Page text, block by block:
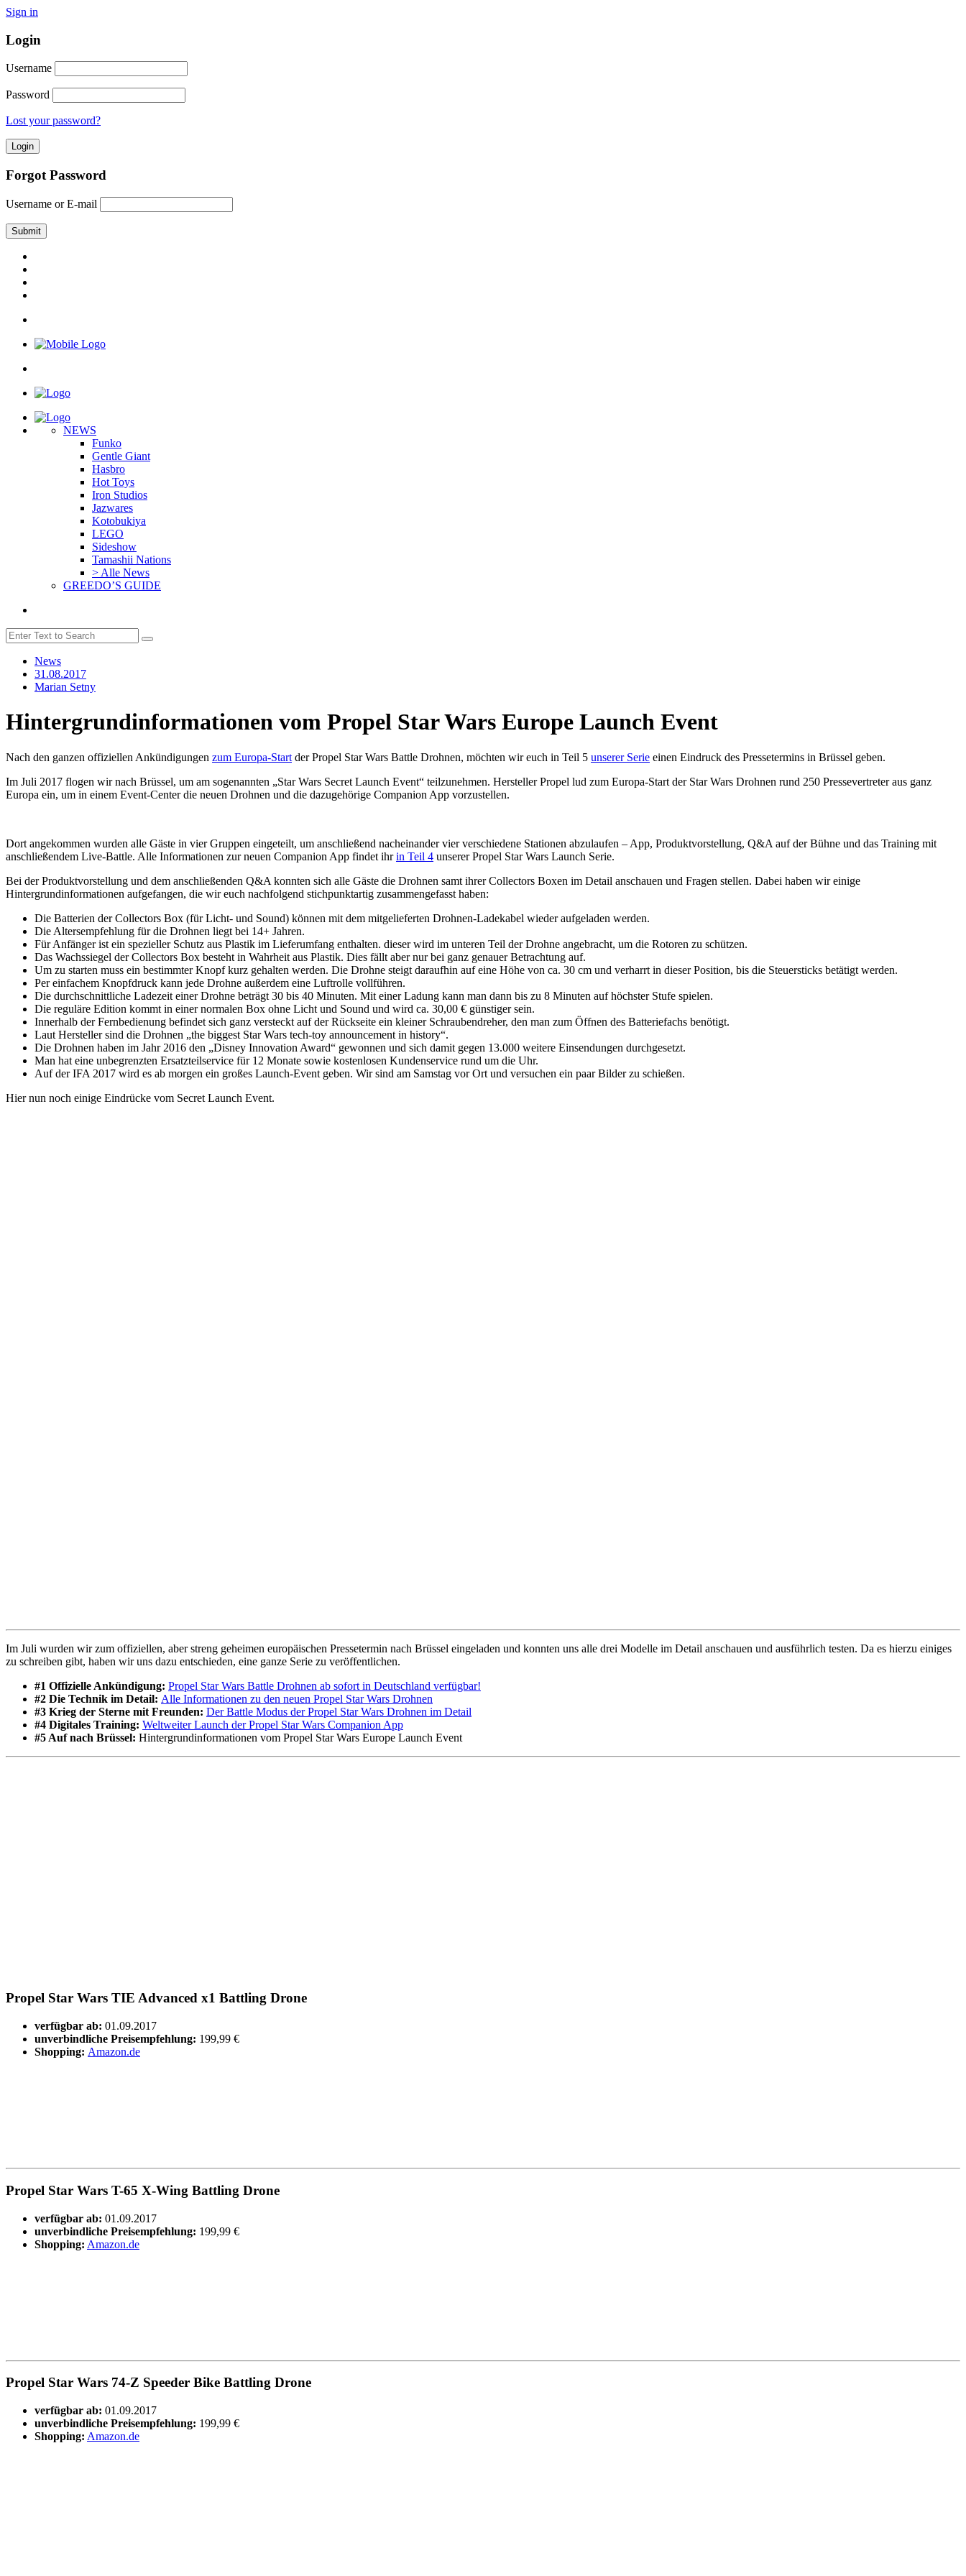
Sign in
Login
Username
Password
Lost your password?
Forgot Password
Username or E-mail
NEWS
Funko
Gentle Giant
Hasbro
Hot Toys
Iron Studios
Jazwares
Kotobukiya
LEGO
Sideshow
Tamashii Nations
> Alle News
GREEDO’S GUIDE
News
31.08.2017
Marian Setny
Hintergrundinformationen vom Propel Star Wars Europe Launch Event
Nach den ganzen offiziellen Ankündigungen zum Europa-Start der Propel Star Wars Battle Drohnen, möchten wir euch in Teil 5 unserer Serie einen Eindruck des Pressetermins in Brüssel geben.
Im Juli 2017 flogen wir nach Brüssel, um am sogenannten „Star Wars Secret Launch Event“ teilzunehmen. Hersteller Propel lud zum Europa-Start der Star Wars Drohnen rund 250 Pressevertreter aus ganz
Europa ein, um in einem Event-Center die neuen Drohnen und die dazugehörige Companion App vorzustellen.
Dort angekommen wurden alle Gäste in vier Gruppen eingeteilt, um anschließend nacheinander vier verschiedene Stationen abzulaufen – App, Produktvorstellung, Q&A auf der Bühne und das Training mit
anschließendem Live-Battle. Alle Informationen zur neuen Companion App findet ihrin Teil 4 unserer Propel Star Wars Launch Serie.
Bei der Produktvorstellung und dem anschließenden Q&A konnten sich alle Gäste die Drohnen samt ihrer Collectors Boxen im Detail anschauen und Fragen stellen. Dabei haben wir einige
Hintergrundinformationen aufgefangen, die wir euch nachfolgend stichpunktartig zusammengefasst haben:
Die Batterien der Collectors Box (für Licht- und Sound) können mit dem mitgelieferten Drohnen-Ladekabel wieder aufgeladen werden.
Die Altersempfehlung für die Drohnen liegt bei 14+ Jahren.
Für Anfänger ist ein spezieller Schutz aus Plastik im Lieferumfang enthalten. dieser wird im unteren Teil der Drohne angebracht, um die Rotoren zu schützen.
Das Wachssiegel der Collectors Box besteht in Wahrheit aus Plastik. Dies fällt aber nur bei ganz genauer Betrachtung auf.
Um zu starten muss ein bestimmter Knopf kurz gehalten werden. Die Drohne steigt daraufhin auf eine Höhe von ca. 30 cm und verharrt in dieser Position, bis die Steuersticks betätigt werden.
Per einfachem Knopfdruck kann jede Drohne außerdem eine Luftrolle vollführen.
Die durchschnittliche Ladezeit einer Drohne beträgt 30 bis 40 Minuten. Mit einer Ladung kann man dann bis zu 8 Minuten auf höchster Stufe spielen.
Die reguläre Edition kommt in einer normalen Box ohne Licht und Sound und wird ca. 30,00 € günstiger sein.
Innerhalb der Fernbedienung befindet sich ganz versteckt auf der Rückseite ein kleiner Schraubendreher, den man zum Öffnen des Batteriefachs benötigt.
Laut Hersteller sind die Drohnen „the biggest Star Wars tech-toy announcement in history“.
Die Drohnen haben im Jahr 2016 den „Disney Innovation Award“ gewonnen und sich damit gegen 13.000 weitere Einsendungen durchgesetzt.
Man hat eine unbegrenzten Ersatzteilservice für 12 Monate sowie kostenlosen Kundenservice rund um die Uhr.
Auf der IFA 2017 wird es ab morgen ein großes Launch-Event geben. Wir sind am Samstag vor Ort und versuchen ein paar Bilder zu schießen.
Hier nun noch einige Eindrücke vom Secret Launch Event.
Im Juli wurden wir zum offiziellen, aber streng geheimen europäischen Pressetermin nach Brüssel eingeladen und konnten uns alle drei Modelle im Detail anschauen und ausführlich testen. Da es hierzu einiges
zu schreiben gibt, haben wir uns dazu entschieden, eine ganze Serie zu veröffentlichen.
#1 Offizielle Ankündigung: Propel Star Wars Battle Drohnen ab sofort in Deutschland verfügbar!
#2 Die Technik im Detail: Alle Informationen zu den neuen Propel Star Wars Drohnen
#3 Krieg der Sterne mit Freunden: Der Battle Modus der Propel Star Wars Drohnen im Detail
#4 Digitales Training: Weltweiter Launch der Propel Star Wars Companion App
#5 Auf nach Brüssel: Hintergrundinformationen vom Propel Star Wars Europe Launch Event
Propel Star Wars TIE Advanced x1 Battling Drone
verfügbar ab: 01.09.2017
unverbindliche Preisempfehlung: 199,99 €
Shopping: Amazon.de
Propel Star Wars T-65 X-Wing Battling Drone
verfügbar ab: 01.09.2017
unverbindliche Preisempfehlung: 199,99 €
Shopping: Amazon.de
Propel Star Wars 74-Z Speeder Bike Battling Drone
verfügbar ab: 01.09.2017
unverbindliche Preisempfehlung: 199,99 €
Shopping: Amazon.de